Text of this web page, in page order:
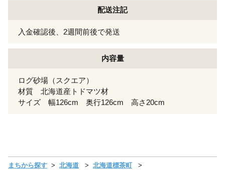
配送注記
入金確認後、2週間前後で発送
内容量
ログ砂場（スクエア）
材質 北海道産トドマツ材
サイズ 幅126cm 奥行126cm 高さ20cm
まちから探す 北海道 北海道標茶町